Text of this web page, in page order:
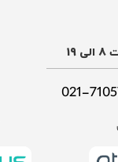
021-